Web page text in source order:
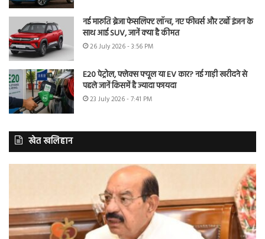
नई मारुति ब्रेजा फेसलिफ्ट लॉन्च, नए फीचर्स और टर्बो इंजन के
साथ आई SUV, जानें क्या है कीमत
26 July 2026 - 3:56 PM
E20 पेट्रोल, फ्लेक्स फ्यूल या EV कार? नई गाड़ी खरीदने से
पहले जानें किसमें है ज्यादा फायदा
23 July 2026 - 7:41 PM
खेत खलिहान